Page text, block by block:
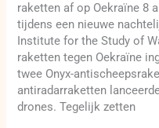
raketten af op Oekraïne 8
tijdens een nieuwe
Institute for the Study of
raketten tegen Oekraïne
twee Onyx-
antiradarraketten
drones. Tegelijk zetten